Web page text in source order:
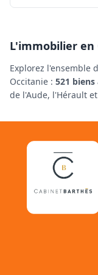
L'immobilier en
Explorez l'ensemble
Occitanie : 521 biens
de l'Aude, l'Hérault